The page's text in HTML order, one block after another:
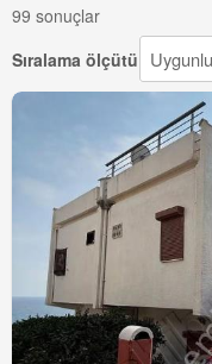
99 sonuçlar
Sıralama ölçütü